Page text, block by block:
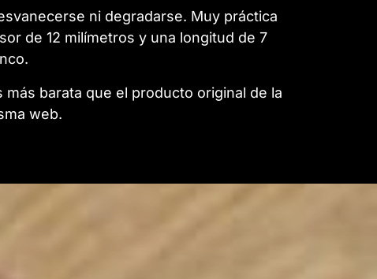
ni degradarse. Muy práctica
de 12 milímetros y una longitud de 7
barata que el producto original de la
web.